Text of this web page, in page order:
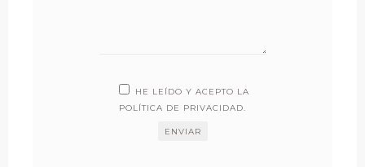
HE LEÍDO Y ACEPTO LA
POLÍTICA DE PRIVACIDAD.